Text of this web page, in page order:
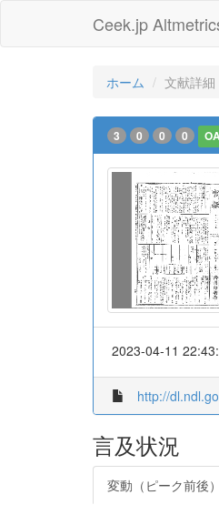
Ceek.jp
ホーム 文献詳細
3 0 0 0
2023-04-11
http://
言及状況
変動（ピーク前後）